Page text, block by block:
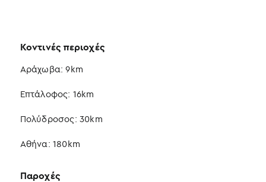
Κοντινές περιοχές
Αράχωβα: 9km
Επτάλοφος: 16km
Πολύδροσος: 30km
Αθήνα: 180km
Παροχές